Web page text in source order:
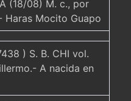
(18/08) M. c., por
Haras Mocito Guapo
) S. B. CHI vol.
A nacida en